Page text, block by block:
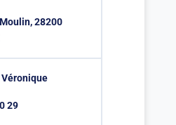
28200
Véronique
29